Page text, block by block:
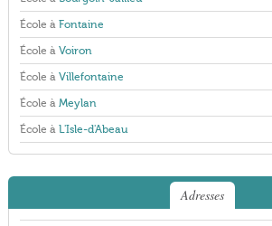
École à Fontaine
École à Voiron
École à Villefontaine
École à Meylan
École à L'Isle-d'Abeau
Adresses